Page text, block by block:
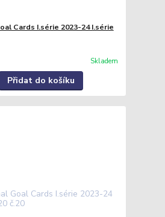
Cards I.série 2023-24 I.série
Skladem
Přidat do košíku